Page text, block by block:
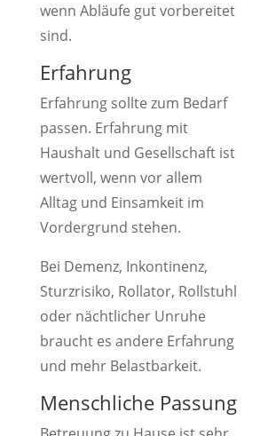
wenn Abläufe gut vorbereitet
sind.
Erfahrung
Erfahrung sollte zum Bedarf
passen. Erfahrung mit
Haushalt und Gesellschaft ist
wertvoll, wenn vor allem
Alltag und Einsamkeit im
Vordergrund stehen.
Bei Demenz, Inkontinenz,
Sturzrisiko, Rollator, Rollstuhl
oder nächtlicher Unruhe
braucht es andere Erfahrung
und mehr Belastbarkeit.
Menschliche Passung